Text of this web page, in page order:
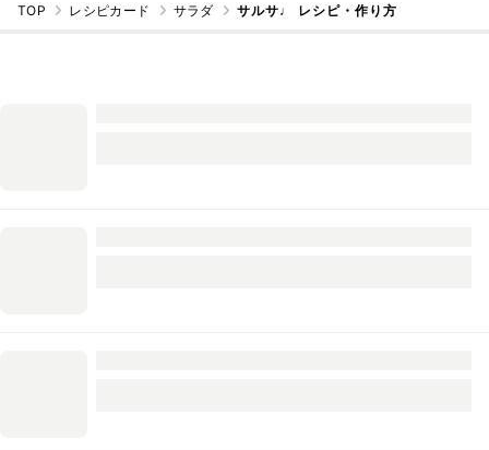
TOP レシピカード サラダ サルサ♩ レシピ・作り方